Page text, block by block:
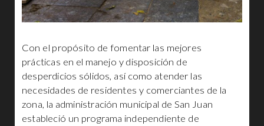
Con el propósito de fomentar las mejores
prácticas en el manejo y disposición de
desperdicios sólidos, así como atender las
necesidades de residentes y comerciantes de la
zona, la administración municipal de San Juan
estableció un programa independiente de